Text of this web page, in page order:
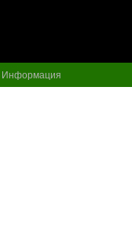
Информация